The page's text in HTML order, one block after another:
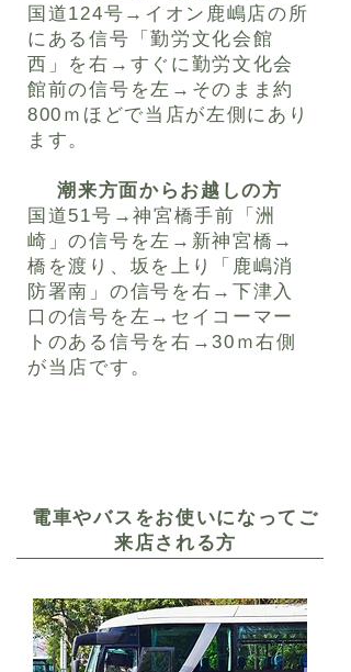
国道124号→イオン鹿嶋店の所
にある信号「勤労文化会館
西」を右→すぐに勤労文化会
館前の信号を左→そのまま約
800ｍほどで当店が左側にあり
ます。
潮来方面からお越しの方
​国道51号→神宮橋手前「洲
崎」の信号を左→新神宮橋→
橋を渡り、坂を上り「鹿嶋消
防署南」の信号を右→下津入
口の信号を左→セイコーマー
トのある信号を右→30ｍ右側
が当店です。
​電車やバスをお使いになってご
来店される方